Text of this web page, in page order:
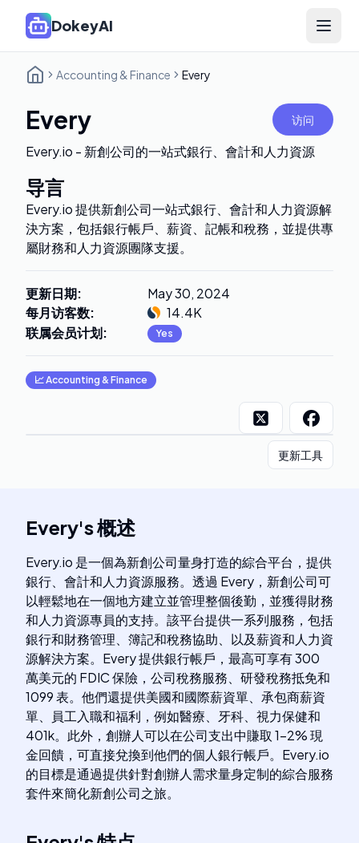
DokeyAI Open
Accounting & Finance Every
Every 访问
Every.io - 新創公司的一站式銀行、會計和人力資源
导言
Every.io 提供新創公司一站式銀行、會計和人力資源解
決方案，包括銀行帳戶、薪資、記帳和稅務，並提供專
屬財務和人力資源團隊支援。
更新日期:
May 30, 2024
每月访客数:
14.4K
联属会员计划: Yes
📈Accounting & Finance
更新工具
Every's概述
Every.io 是一個為新創公司量身打造的綜合平台，提供
銀行、會計和人力資源服務。透過 Every，新創公司可
以輕鬆地在一個地方建立並管理整個後勤，並獲得財務
和人力資源專員的支持。該平台提供一系列服務，包括
銀行和財務管理、簿記和稅務協助、以及薪資和人力資
源解決方案。Every 提供銀行帳戶，最高可享有 300
萬美元的 FDIC 保險，公司稅務服務、研發稅務抵免和
1099 表。他們還提供美國和國際薪資單、承包商薪資
單、員工入職和福利，例如醫療、牙科、視力保健和
401k。此外，創辦人可以在公司支出中賺取 1-2% 現
金回饋，可直接兌換到他們的個人銀行帳戶。Every.io
的目標是通過提供針對創辦人需求量身定制的綜合服務
套件來簡化新創公司之旅。